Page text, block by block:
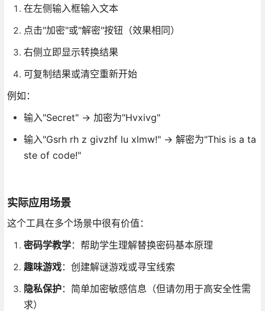
在左侧输入框输入文本
点击"加密"或"解密"按钮（效果相同）
右侧立即显示转换结果
可复制结果或清空重新开始
例如：
输入"Secret" → 加密为"Hvxivg"
输入"Gsrh rh z givzhf lu xlmw!" → 解密为"This is a ta
ste of code!"
实际应用场景
这个工具在多个场景中很有价值：
密码学教学：帮助学生理解替换密码基本原理
趣味游戏：创建解谜游戏或寻宝线索
隐私保护：简单加密敏感信息（但请勿用于高安全性需
求）